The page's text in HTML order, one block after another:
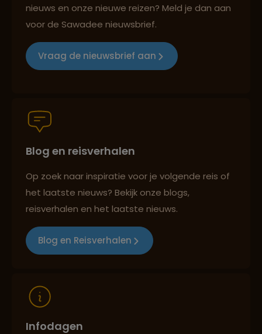
Groepsreizen mét indivuele vrijheid
Best beoordeelde reisroutes
Reizen met oog voor mens, cultuur en milieu
nieuws en onze nieuwe reizen? Meld je dan aan
voor de Sawadee nieuwsbrief.
Vraag de nieuwsbrief aan
Blog en reisverhalen
Op zoek naar inspiratie voor je volgende reis of
het laatste nieuws? Bekijk onze blogs,
reisverhalen en het laatste nieuws.
Blog en Reisverhalen
Infodagen